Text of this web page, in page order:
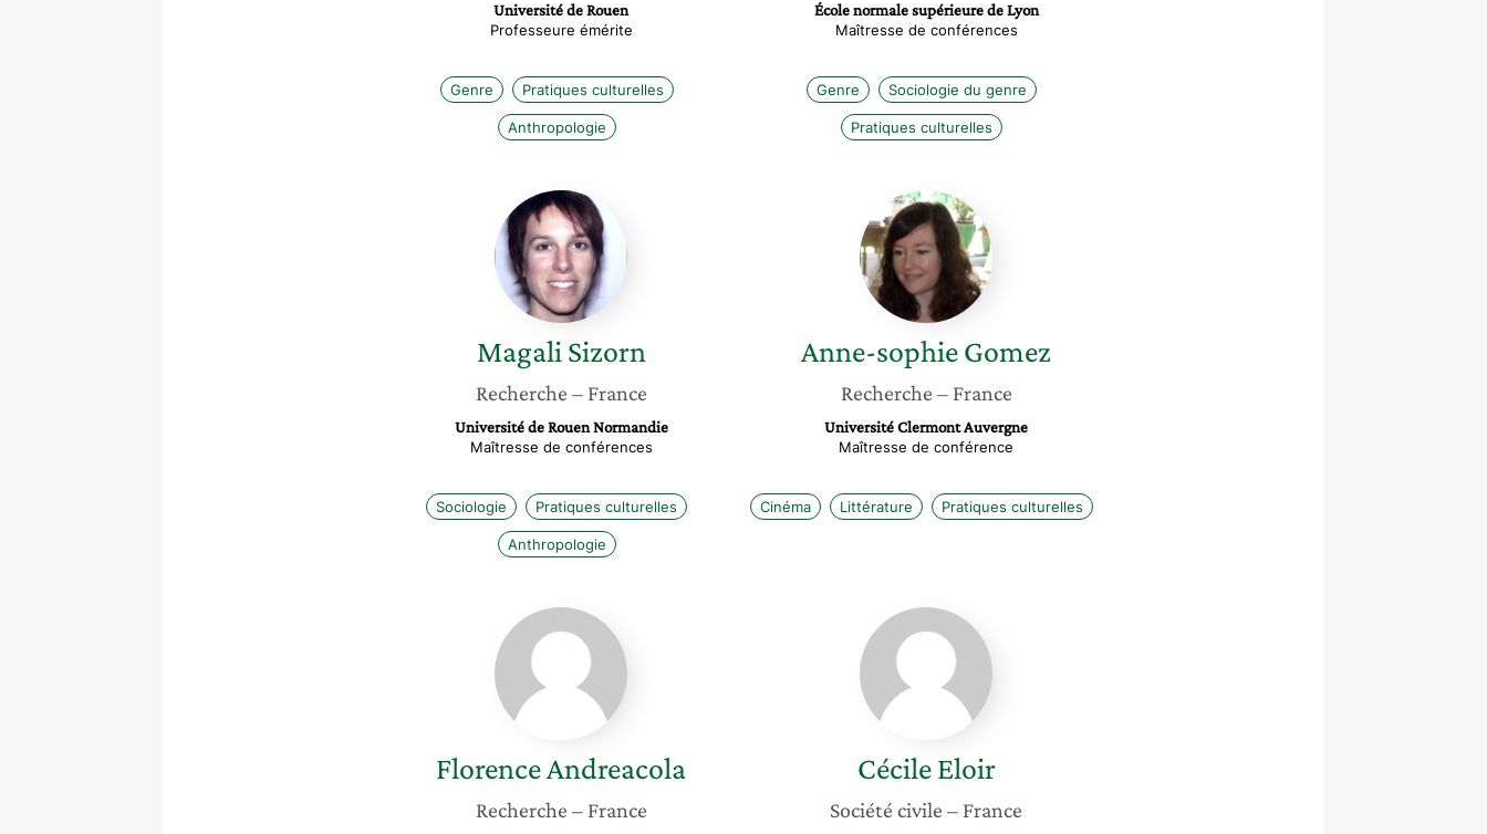
Université de Rouen
Professeure émérite
Genre Pratiques culturelles
Anthropologie
École normale supérieure de Lyon
Maîtresse de conférences
Genre Sociologie du genre
Pratiques culturelles
Magali
Sizorn
Magali Sizorn
Recherche – France
Université de Rouen Normandie
Maîtresse de conférences
Sociologie Pratiques culturelles
Anthropologie
Anne-
sophie
Gomez
Anne-sophieGomez
Recherche – France
Université Clermont Auvergne
Maîtresse de conférence
Cinéma Littérature Pratiques culturelles
Florence
Andreacola
FlorenceAndreacola
Recherche – France
Cécile
Eloir
Cécile Eloir
Société civile – France